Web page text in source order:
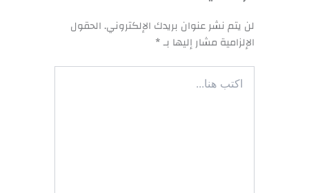
لن يتم نشر عنوان بريدك الإلكتروني.الحقول
الإلزامية مشار إليها بـ*
اكتب
هنا...